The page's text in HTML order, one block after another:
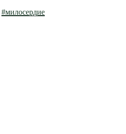
#милосердие